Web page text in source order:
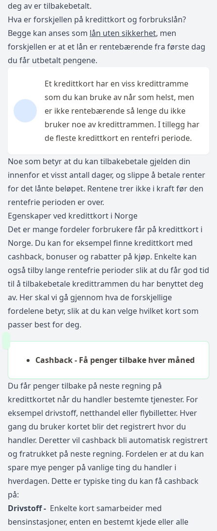
deg av er tilbakebetalt.
Hva er forskjellen på kredittkort og forbrukslån?
Begge kan anses som lån uten sikkerhet, men
forskjellen er at et lån er rentebærende fra første dag
du får utbetalt pengene.
Et kredittkort har en viss kredittramme
som du kan bruke av når som helst, men
er ikke rentebærende så lenge du ikke
bruker noe av kredittrammen. I tillegg har
de fleste kredittkort en rentefri periode.
Noe som betyr at du kan tilbakebetale gjelden din
innenfor et visst antall dager, og slippe å betale renter
for det lånte beløpet. Rentene trer ikke i kraft før den
rentefrie perioden er over.
Egenskaper ved kredittkort i Norge
Det er mange fordeler forbrukere får på kredittkort i
Norge. Du kan for eksempel finne kredittkort med
cashback, bonuser og rabatter på kjøp. Enkelte kan
også tilby lange rentefrie perioder slik at du får god tid
til å tilbakebetale kredittrammen du har benyttet deg
av. Her skal vi gå gjennom hva de forskjellige
fordelene betyr, slik at du kan velge hvilket kort som
passer best for deg.
Cashback - Få penger tilbake hver måned
Du får penger tilbake på neste regning på
kredittkortet når du handler bestemte tjenester. For
eksempel drivstoff, netthandel eller flybilletter. Hver
gang du bruker kortet blir det registrert hvor du
handler. Deretter vil cashback bli automatisk registrert
og fratrukket på neste regning. Fordelen er at du kan
spare mye penger på vanlige ting du handler i
hverdagen. Dette er typiske ting du kan få cashback
på:
Drivstoff - Enkelte kort samarbeider med
bensinstasjoner, enten en bestemt kjede eller alle